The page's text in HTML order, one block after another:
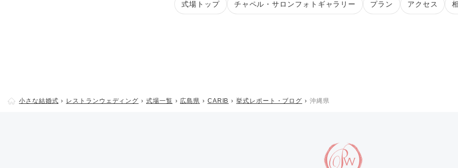
式場トップ チャペル・サロンフォトギャラリー プラン アクセス
小さな結婚式 レストランウェディング 式場一覧 広島県 CARIB 挙式レポート・ブログ 沖縄県